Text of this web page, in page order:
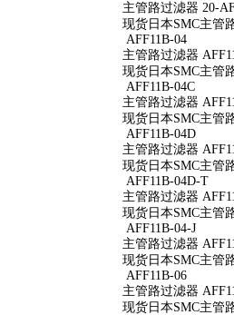
主管路过滤器 20-
现货日本SMC主管
AFF11B-04
主管路过滤器
现货日本SMC主管
AFF11B-04C
主管路过滤器
现货日本SMC主管
AFF11B-04D
主管路过滤器
现货日本SMC主管
AFF11B-04D-T
主管路过滤器
现货日本SMC主管
AFF11B-04-J
主管路过滤器
现货日本SMC主管
AFF11B-06
主管路过滤器
现货日本SMC主管